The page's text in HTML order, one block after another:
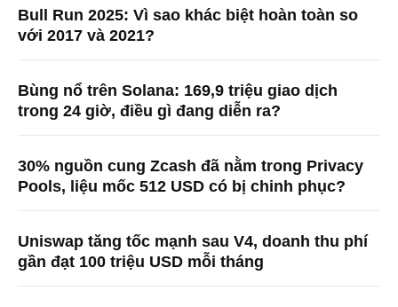
Bull Run 2025: Vì sao khác biệt hoàn toàn so
với 2017 và 2021?
Bùng nổ trên Solana: 169,9 triệu giao dịch
trong 24 giờ, điều gì đang diễn ra?
30% nguồn cung Zcash đã nằm trong Privacy
Pools, liệu mốc 512 USD có bị chinh phục?
Uniswap tăng tốc mạnh sau V4, doanh thu phí
gần đạt 100 triệu USD mỗi tháng